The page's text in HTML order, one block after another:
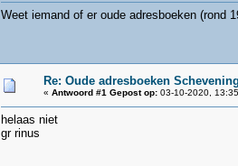
Weet iemand of er oude adresboeken (rond
Re: Oude adresboeken
« Antwoord #1 Gepost op:03-10-2020,
helaas niet
gr rinus